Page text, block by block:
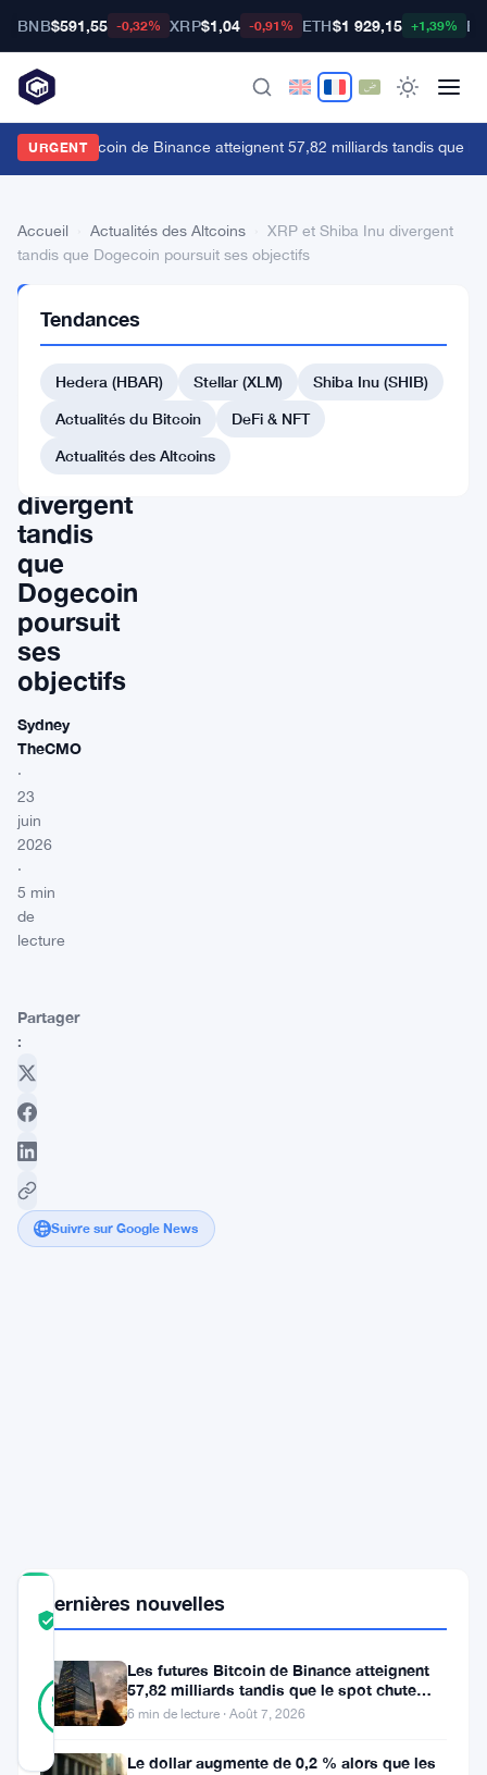
BNB$591,55 -0,32% XRP$1,04 -0,91% ETH$1 929,15 +1,39%
URGENT
futures Bitcoin de Binance atteignent 57,82 milliards tandis que le
Accueil Actualités des Altcoins
XRP et Shiba Inu divergent
tandis que Dogecoin poursuit ses objectifs
DES
ALTCOINS
XRP
Shiba
divergent
tandis
que
Dogecoin
poursuit
ses
objectifs
Sydney
TheCMO
·
23
juin
2026
·
5 min
de
lecture
Partager
:
Suivre sur Google News
COMMUNITY
92%
RÉEL
Vérifié
12
votes
Tendances
Hedera (HBAR) Stellar (XLM)
Shiba Inu (SHIB)
Actualités du Bitcoin
DeFi & NFT
Actualités des Altcoins
Dernières nouvelles
Les futures Bitcoin de Binance atteignent
57,82 milliards tandis que le spot chute
huit fois
6 min de lecture · Août 7, 2026
Le dollar augmente de 0,2 % alors que les